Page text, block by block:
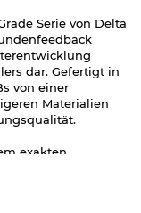
Serie von Delta
dar. Gefertigt in
von einer
Materialien
exakten
g. In Kombination